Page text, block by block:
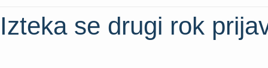
Izteka se drugi rok